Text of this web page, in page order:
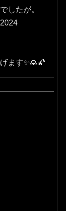
したが。
ます✨🙏🌠